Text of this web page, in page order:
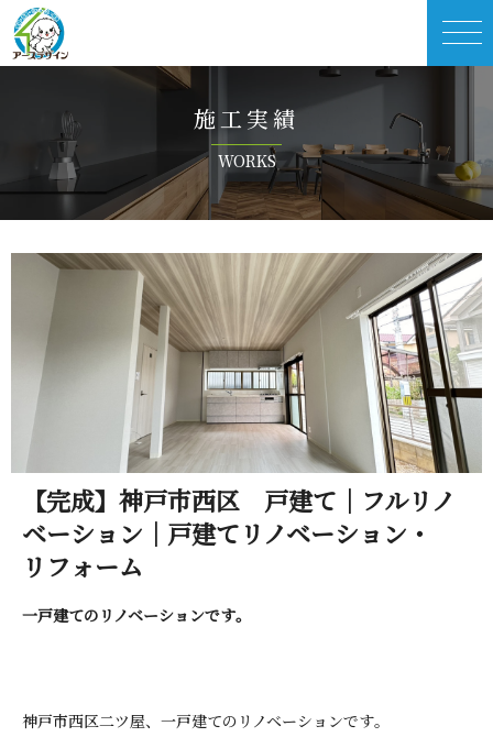
施 工 実 績
W O R K S
【完成】神戸市西区 戸建て｜フルリノ
ベーション｜戸建てリノベーション・
リ フ ォ ー ム
一戸建てのリノベーショ ン で す 。
神戸市西区二ツ屋、一戸建てのリノベーショ ン で す 。